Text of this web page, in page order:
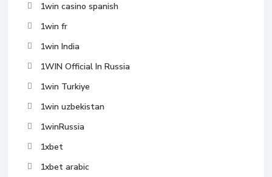
1win casino spanish
1win fr
1win India
1WIN Official In Russia
1win Turkiye
1win uzbekistan
1winRussia
1xbet
1xbet arabic